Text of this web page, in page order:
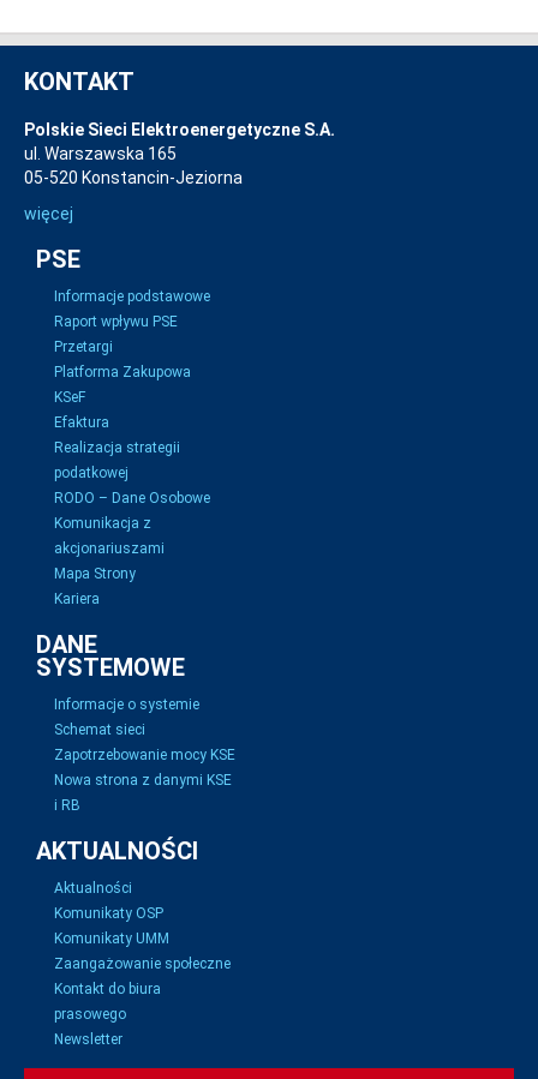
KONTAKT
Polskie Sieci Elektroenergetyczne S.A.
ul. Warszawska 165
05-520 Konstancin-Jeziorna
więcej
PSE
Informacje podstawowe
Raport wpływu PSE
Przetargi
Platforma Zakupowa
KSeF
Efaktura
Realizacja strategii
podatkowej
RODO – Dane Osobowe
Komunikacja z
akcjonariuszami
Mapa Strony
Kariera
DANE
SYSTEMOWE
Informacje o systemie
Schemat sieci
Zapotrzebowanie mocy KSE
Nowa strona z danymi KSE
i RB
AKTUALNOŚCI
Aktualności
Komunikaty OSP
Komunikaty UMM
Zaangażowanie społeczne
Kontakt do biura
prasowego
Newsletter